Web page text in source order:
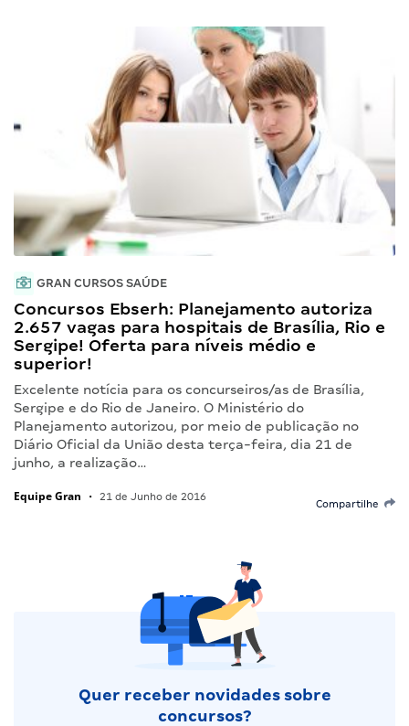
GRAN CURSOS SAÚDE
Concursos Ebserh: Planejamento autoriza
2.657 vagas para hospitais de Brasília, Rio e
Sergipe! Oferta para níveis médio e
superior!
Excelente notícia para os concurseiros/as de Brasília,
Sergipe e do Rio de Janeiro. O Ministério do
Planejamento autorizou, por meio de publicação no
Diário Oficial da União desta terça-feira, dia 21 de
junho, a realização…
Equipe Gran • 21 de Junho de 2016
Compartilhe
Quer receber novidades sobre
concursos?